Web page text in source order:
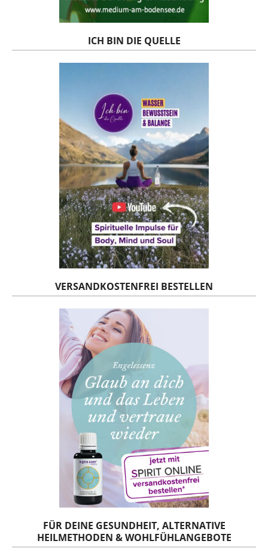
ICH BIN DIE QUELLE
VERSANDKOSTENFREI BESTELLEN
FÜR DEINE GESUNDHEIT, ALTERNATIVE
HEILMETHODEN & WOHLFÜHLANGEBOTE